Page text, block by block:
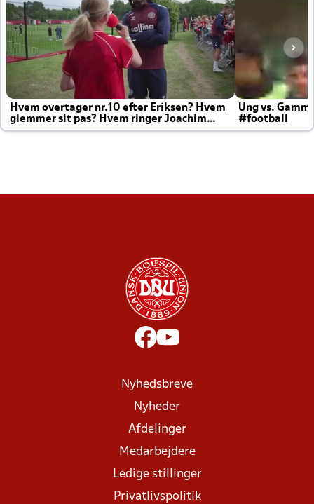
Hvem overtager nr.10 efter Eriksen? Hvem
glemmer sit pas? Hvem ringer Joachim
altid til efter kampe?
Ung vs.
#football
Nyhedsbreve
Nyheder
Afdelinger
Medarbejdere
Ledige stillinger
Privatlivspolitik